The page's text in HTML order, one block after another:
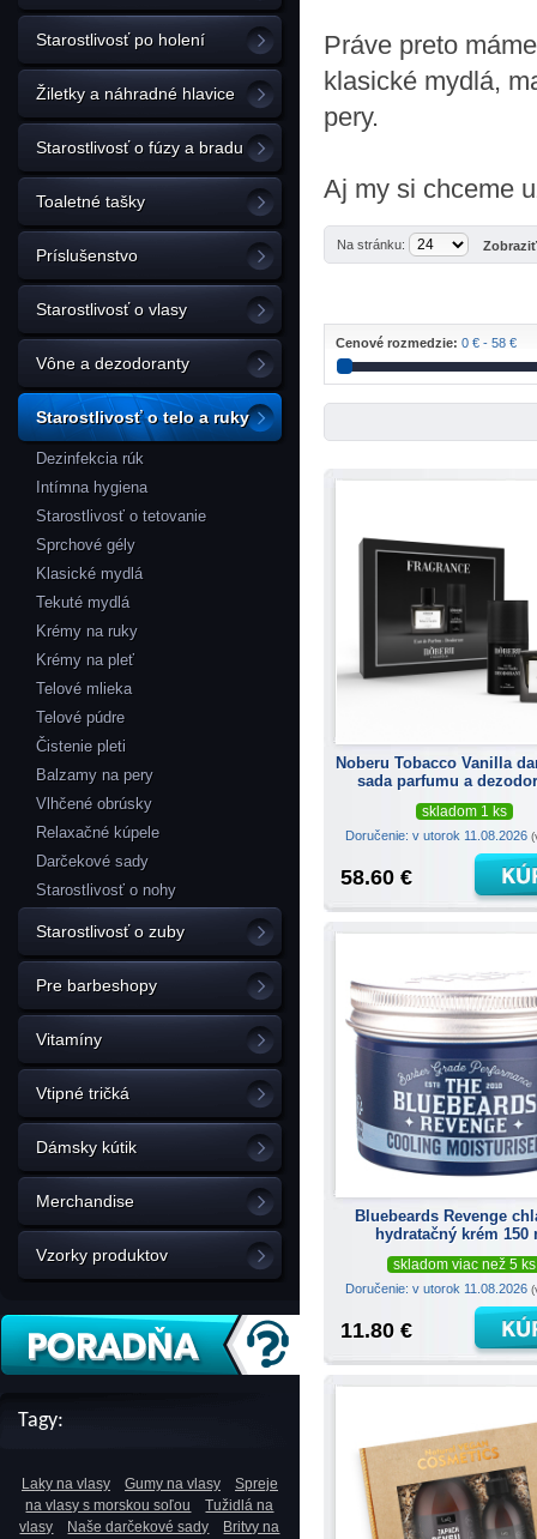
Starostlivosť po holení
Žiletky a náhradné hlavice
Starostlivosť o fúzy a bradu
Toaletné tašky
Príslušenstvo
Starostlivosť o vlasy
Vône a dezodoranty
Starostlivosť o telo a ruky
Dezinfekcia rúk
Intímna hygiena
Starostlivosť o tetovanie
Sprchové gély
Klasické mydlá
Tekuté mydlá
Krémy na ruky
Krémy na pleť
Telové mlieka
Telové púdre
Čistenie pleti
Balzamy na pery
Vlhčené obrúsky
Relaxačné kúpele
Darčekové sady
Starostlivosť o nohy
Starostlivosť o zuby
Pre barbeshopy
Vitamíny
Vtipné tričká
Dámsky kútik
Merchandise
Vzorky produktov
Tagy:
Laky na vlasy Gumy na vlasy
Spreje
na vlasy s morskou soľou
Tužidlá na
vlasy
Naše darčekové sady
Britvy na
Práve preto
klasické mydlá,
pery.
Aj my si chceme
Na stránku:
Cenové rozmedzie: 0 € - 58 €
Noberu Tobacco Vanilla
sada parfumu a
skladom 1 ks
Doručenie: v utorok 11.08.2026
58.60 €
Bluebeards Revenge
hydratačný krém 150
skladom viac než 5 ks
Doručenie: v utorok 11.08.2026
11.80 €